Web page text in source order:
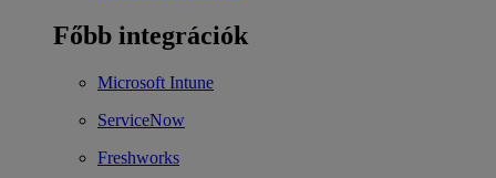
Főbb integrációk
Microsoft Intune
ServiceNow
Freshworks